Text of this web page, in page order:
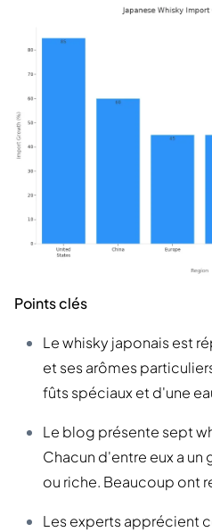
Points clés
Le whisky japonais est
et ses arômes
fûts spéciaux et d'une
Le blog présente sept
Chacun d'entre eux a
ou riche. Beaucoup ont
Les experts apprécient